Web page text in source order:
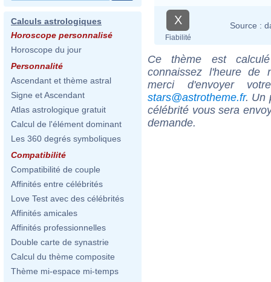
Calculs astrologiques
Horoscope personnalisé
Horoscope du jour
Personnalité
Ascendant et thème astral
Signe et Ascendant
Atlas astrologique gratuit
Calcul de l'élément dominant
Les 360 degrés symboliques
Compatibilité
Compatibilité de couple
Affinités entre célébrités
Love Test avec des célébrités
Affinités amicales
Affinités professionnelles
Double carte de synastrie
Calcul du thème composite
Thème mi-espace mi-temps
X
Fiabilité
Source :
Ce thème est
connaissez l'heure de
merci d'envoyer
stars@astrotheme.fr. Un
célébrité vous sera
demande.